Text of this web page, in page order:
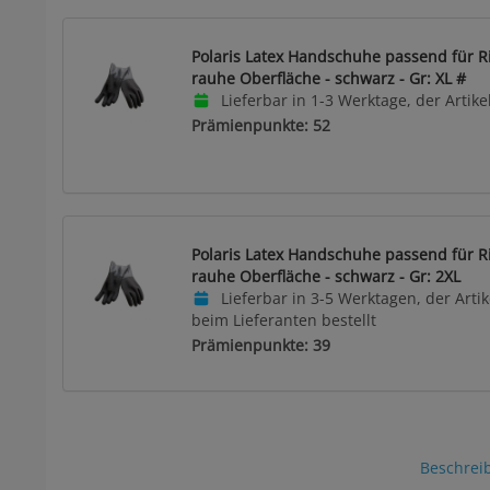
Polaris Latex Handschuhe passend für
rauhe Oberfläche - schwarz - Gr: XL #
Lieferbar in 1-3 Werktage, der
Prämienpunkte: 52
Polaris Latex Handschuhe passend für
rauhe Oberfläche - schwarz - Gr: 2XL
Lieferbar in 3-5 Werktagen, der
beim Lieferanten bestellt
Prämienpunkte: 39